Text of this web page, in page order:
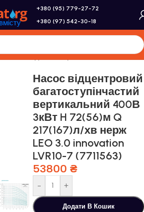
+380 (95) 779-27-72
+380 (97) 542-30-18
обладнання/Промислові насоси
Насос відцентровий
багатоступінчастий
вертикальний 400В
3кВт H 72(56)м Q
217(167)л/хв нерж
LEO 3.0 innovation
LVR10-7 (7711563)
53800 ₴
- +
Додати В Кошик